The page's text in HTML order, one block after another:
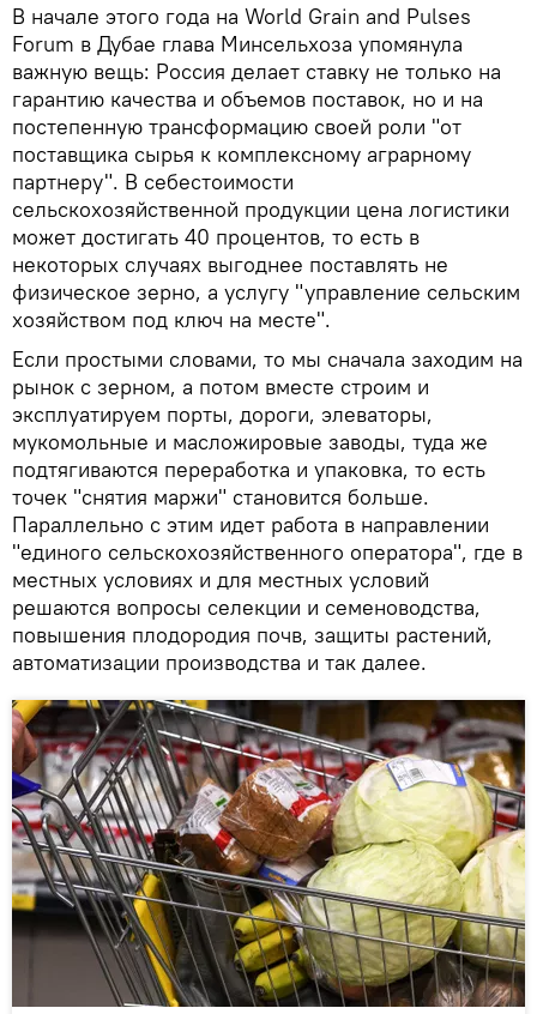
В начале этого года на World Grain and Pulses
Forum в Дубае глава Минсельхоза упомянула
важную вещь: Россия делает ставку не только на
гарантию качества и объемов поставок, но и на
постепенную трансформацию своей роли "от
поставщика сырья к комплексному аграрному
партнеру". В себестоимости
сельскохозяйственной продукции цена логистики
может достигать 40 процентов, то есть в
некоторых случаях выгоднее поставлять не
физическое зерно, а услугу "управление сельским
хозяйством под ключ на месте".
Если простыми словами, то мы сначала заходим на
рынок с зерном, а потом вместе строим и
эксплуатируем порты, дороги, элеваторы,
мукомольные и масложировые заводы, туда же
подтягиваются переработка и упаковка, то есть
точек "снятия маржи" становится больше.
Параллельно с этим идет работа в направлении
"единого сельскохозяйственного оператора", где в
местных условиях и для местных условий
решаются вопросы селекции и семеноводства,
повышения плодородия почв, защиты растений,
автоматизации производства и так далее.